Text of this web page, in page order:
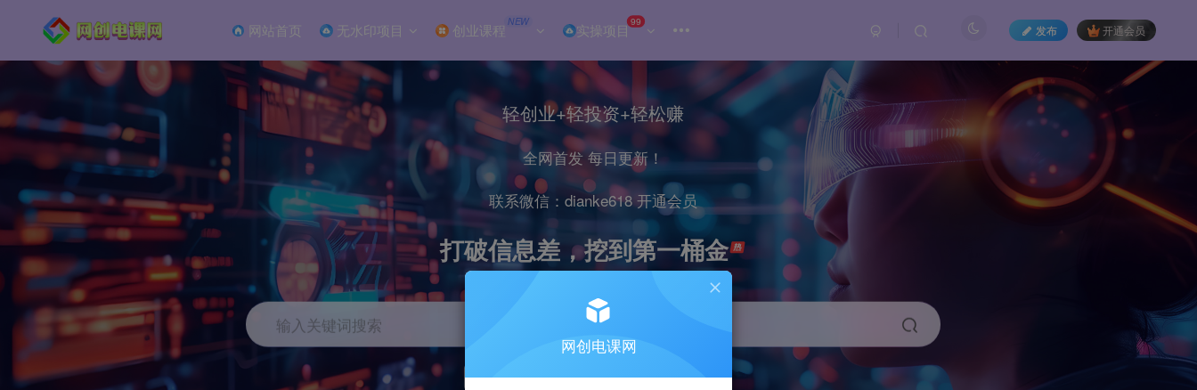
网站首页 无水印项目 创业课程 NEW 实操项目99
发布 开通会员
轻创业+轻投资+轻松赚
全网首发 每日更新！
联系微信：dianke618 开通会员
打破信息差，挖到第一桶金
输入关键词搜索
引流 抖音 小红书 直播 剪辑 电商
网创电课网